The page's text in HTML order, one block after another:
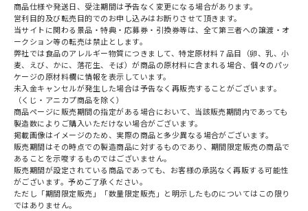
商品仕様や発送日、受注期間は予告なく変更になる場合があります。
営利目的及び転売目的でのお申し込みはお断りさせて頂きます。
当サイトに関わる景品・特典・応募券・引換券等は、全て第三者への譲渡・オ
ークション等の転売は禁止とします。
弊社では食品のアレルギー物質につきまして、特定原材料７品目（卵、乳、小
麦、えび、かに、落花生、そば）が商品の原材料に含まれる場合、個々のパッ
ケージの原材料欄に情報を表示しています。
未入金キャンセルが発生した場合は予告なく再販売することがございます。
（くじ・アニカプ商品を除く）
商品ページに販売期間の指定がある場合において、当該販売期間内であっても
製造数によりご購入いただけない場合がございます。
掲載画像はイメージのため、実際の商品と多少異なる場合がございます。
販売期間はその時点での製造商品に対するものであり、期間限定販売の商品で
あることを示唆するものではございません。
販売期間が設定されている商品であっても、お客様の承諾なく再販する可能性
がございます。予めご了承ください。
ただし「期間限定販売」「数量限定販売」と明示したものについてはこの限り
ではありません。